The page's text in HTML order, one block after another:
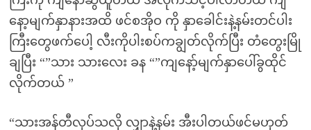
နော့မျက်နှာနားအထိ ဖင်စအိုဝ ကို နှာခေါင်းနဲ့နမ်းတင်ပါး
ကြီးတွေဖက်ပေါ့ လီးကိုပါးစပ်ကချွတ်လိုက်ပြီး တံတွေးမြို
ချပြီး “”သား သားလေး ခန “”ကျနော့်မျက်နှာပေါ်ခွထိုင်
လိုက်တယ် ”
“သားအန်တီလုပ်သလို လျှာနဲ့နမ်း အီးပါတယ်ဖင်မဟုတ်